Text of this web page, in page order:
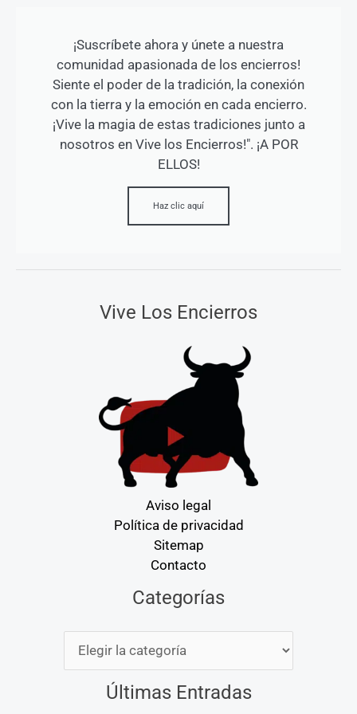
¡Suscríbete ahora y únete a nuestra
comunidad apasionada de los encierros!
Siente el poder de la tradición, la conexión
con la tierra y la emoción en cada encierro.
¡Vive la magia de estas tradiciones junto a
nosotros en Vive los Encierros!". ¡A POR
ELLOS!
Haz clic aquí
Vive Los Encierros
Aviso legal
Política de privacidad
Sitemap
Contacto
Categorías
Últimas Entradas